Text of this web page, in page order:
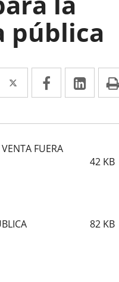
pública
Twitter
Enlace
a
una
externa.
Facebook
Enlace
a
una
externa.
a
una
FUERA
42 KB
82 KB